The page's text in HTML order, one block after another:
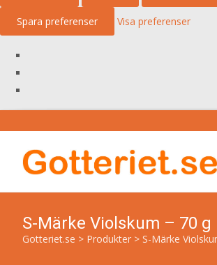
Spara preferenser Visa preferenser
S-Märke Violskum – 70 g
Gotteriet.se > Produkter > S-Märke